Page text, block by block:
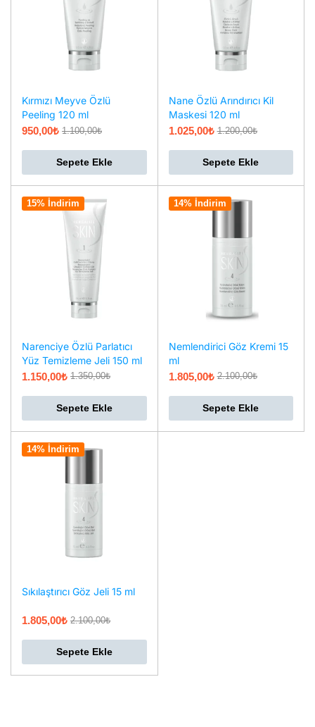
Kırmızı Meyve Özlü
Peeling 120 ml
1.100,00₺
950,00₺
Sepete Ekle
Nane Özlü Arındırıcı Kil
Maskesi 120 ml
1.200,00₺
1.025,00₺
Sepete Ekle
15% İndirim
Narenciye Özlü Parlatıcı
Yüz Temizleme Jeli 150 ml
1.350,00₺
1.150,00₺
Sepete Ekle
14% İndirim
Nemlendirici Göz Kremi 15
ml
2.100,00₺
1.805,00₺
Sepete Ekle
14% İndirim
Sıkılaştırıcı Göz Jeli 15 ml
2.100,00₺
1.805,00₺
Sepete Ekle